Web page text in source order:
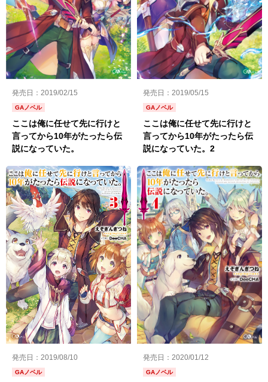
発売日：2019/02/15
GAノベル
ここは俺に任せて先に行けと
言ってから10年がたったら伝
説になっていた。
発売日：2019/05/15
GAノベル
ここは俺に任せて先に行けと
言ってから10年がたったら伝
説になっていた。2
発売日：2019/08/10
GAノベル
発売日：2020/01/12
GAノベル